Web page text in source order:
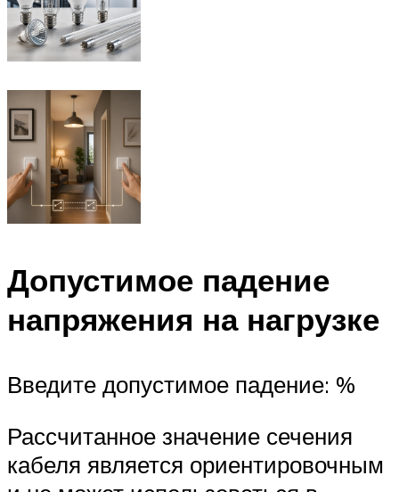
Допустимое падение
напряжения на нагрузке
Введите допустимое падение: %
Рассчитанное значение сечения
кабеля является ориентировочным